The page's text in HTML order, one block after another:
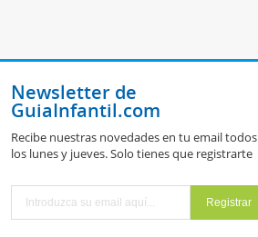
Newsletter de
GuiaInfantil.com
Recibe nuestras novedades en tu email todos
los lunes y jueves. Solo tienes que registrarte